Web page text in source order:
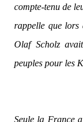
compte-tenu de
rappelle que lors
Olaf Scholz
peuples pour les
Seule la France